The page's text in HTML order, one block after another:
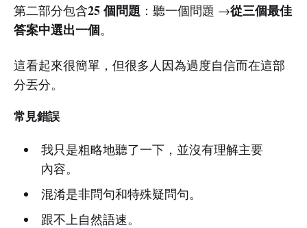
第二部分包含25 個問題 ：聽一個問題 →從三個最佳
答案中選出一個。
這看起來很簡單，但很多人因為過度自信而在這部
分丟分。
常見錯誤
我只是粗略地聽了一下，並沒有理解主要
內容。
混淆是非問句和特殊疑問句。
跟不上自然語速。